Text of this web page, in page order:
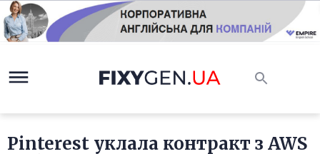
Pinterest уклала контракт з AWS